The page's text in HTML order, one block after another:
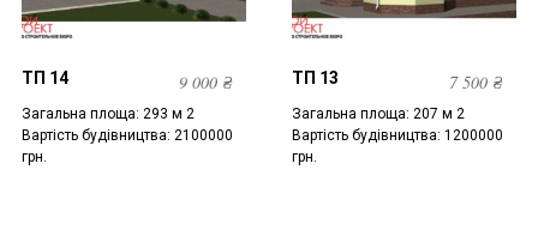
ТП 14 9 000₴
Загальна площа: 293 м 2
Вартість будівництва: 2100000
грн.
ТП 13 7 500 ₴
Загальна площа: 207 м 2
Вартість будівництва: 1200000
грн.